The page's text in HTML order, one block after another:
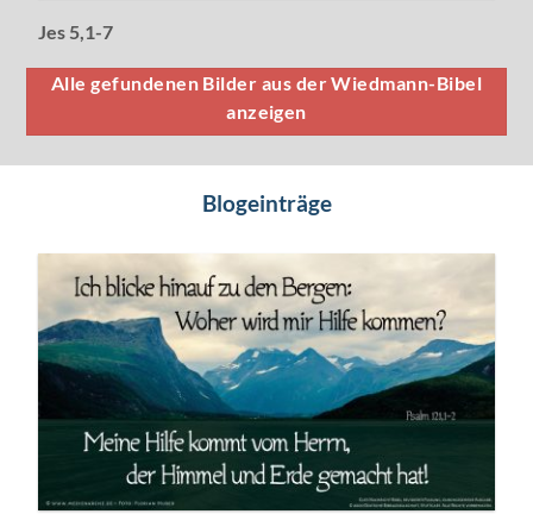
Jes 5,1-7
Alle gefundenen Bilder aus der Wiedmann-Bibel
anzeigen
Blogeinträge